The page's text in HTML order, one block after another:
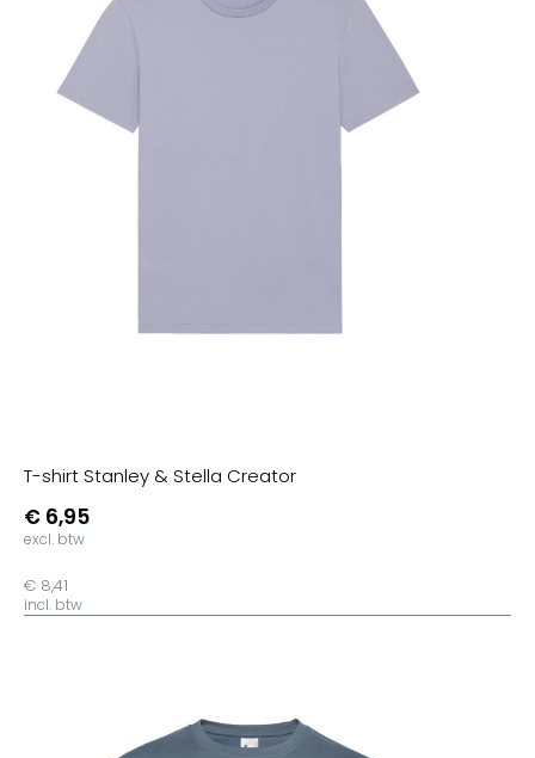
T-shirt Stanley & Stella Creator
€ 6,95
excl. btw
€ 8,41
incl. btw